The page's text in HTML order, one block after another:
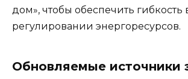
дом», чтобы обеспечить гибкость
регулировании энергоресурсов.
Обновляемые источники